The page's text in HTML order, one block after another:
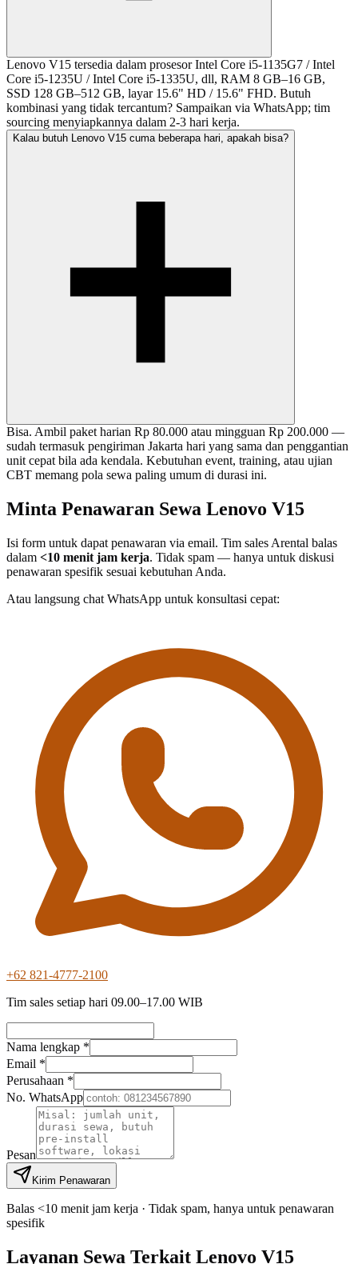
Lenovo V15 tersedia dalam prosesor Intel Core i5-1135G7 / Intel
Core i5-1235U / Intel Core i5-1335U, dll, RAM 8 GB–16 GB,
SSD 128 GB–512 GB, layar 15.6" HD / 15.6" FHD. Butuh
kombinasi yang tidak tercantum? Sampaikan via WhatsApp; tim
sourcing menyiapkannya dalam 2-3 hari kerja.
Kalau butuh Lenovo V15 cuma beberapa hari, apakah bisa?
Bisa. Ambil paket harian Rp 80.000 atau mingguan Rp 200.000 —
sudah termasuk pengiriman Jakarta hari yang sama dan penggantian
unit cepat bila ada kendala. Kebutuhan event, training, atau ujian
CBT memang pola sewa paling umum di durasi ini.
Minta Penawaran Sewa Lenovo V15
Isi form untuk dapat penawaran via email. Tim sales Arental balas
dalam <10 menit jam kerja. Tidak spam — hanya untuk diskusi
penawaran spesifik sesuai kebutuhan Anda.
Atau langsung chat WhatsApp untuk konsultasi cepat:
+62 821-4777-2100
Tim sales setiap hari 09.00–17.00 WIB
Nama lengkap *
Email *
Perusahaan *
No. WhatsApp
Pesan
Kirim Penawaran
Balas <10 menit jam kerja · Tidak spam, hanya untuk penawaran
spesifik
Layanan Sewa Terkait Lenovo V15